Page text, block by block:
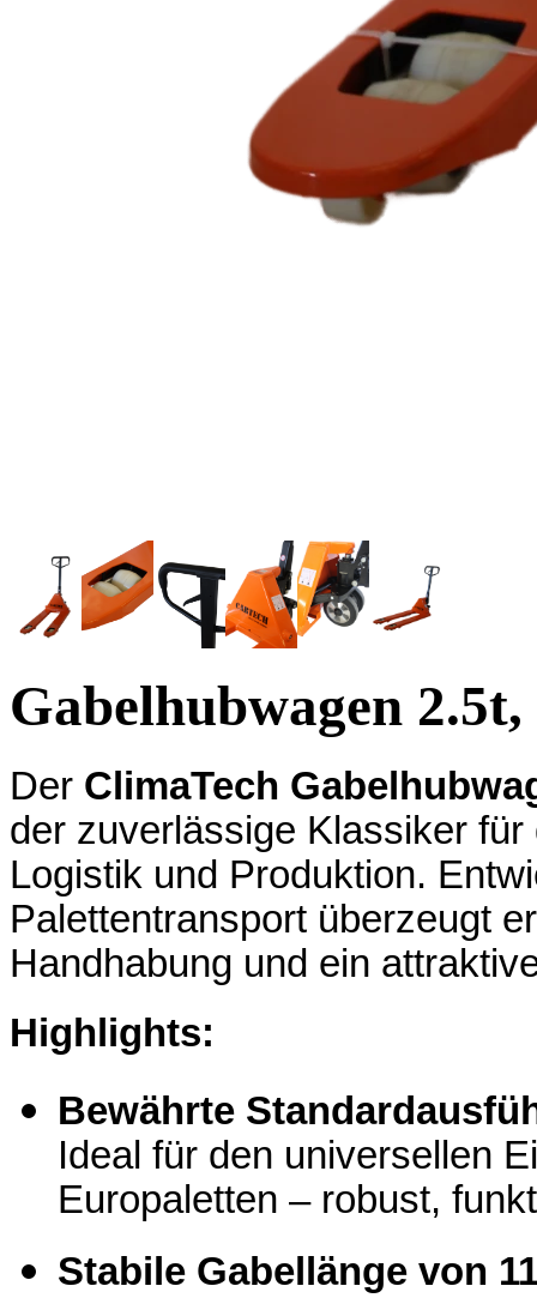
Gabelhubwagen 2.5t,
Der ClimaTech
der zuverlässige Klassiker
Logistik und Produktion.
Palettentransport überzeugt
Handhabung und ein
Highlights:
Bewährte
Ideal für den universellen
Europaletten – robust,
Stabile Gabellänge von